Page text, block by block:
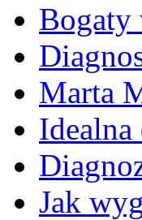
Bogaty
Marta
Idealna
Jak